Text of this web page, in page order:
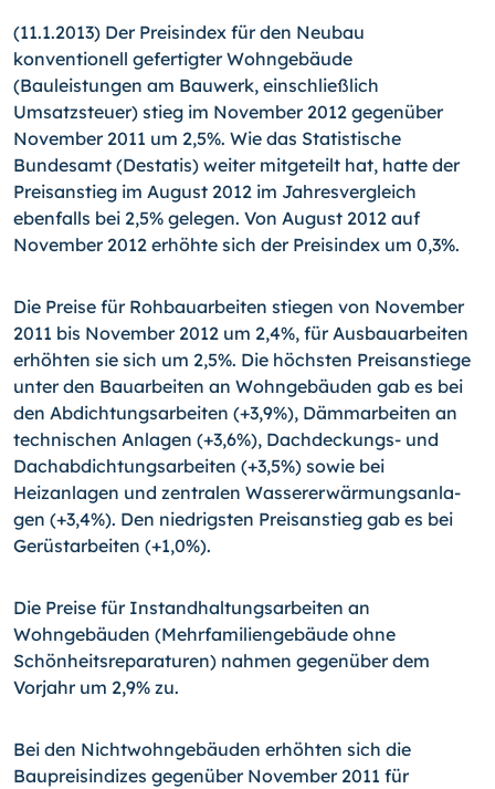
(11.1.2013) Der Preisindex für den Neubau
konventionell gefertigter Wohngebäude
(Bauleistungen am Bauwerk, einschließlich
Umsatzsteuer) stieg im November 2012 ge­genüber
November 2011 um 2,5%. Wie das Statistische
Bundesamt (Destatis) weiter mitgeteilt hat, hatte der
Preisanstieg im August 2012 im Jahresvergleich
ebenfalls bei 2,5% gelegen. Von August 2012 auf
November 2012 erhöhte sich der Preisindex um 0,3%.
Die Preise für Rohbauarbeiten stiegen von November
2011 bis November 2012 um 2,4%, für Ausbauarbeiten
erhöhten sie sich um 2,5%. Die höchsten Preisanstiege
un­ter den Bauarbeiten an Wohngebäuden gab es bei
den Abdichtungsarbeiten (+3,9%), Dämmarbeiten an
technischen Anlagen (+3,6%), Dachdeckungs- und
Dachabdich­tungsarbeiten (+3,5%) sowie bei
Heizanlagen und zentralen Wassererwärmungsanla­
gen (+3,4%). Den niedrigsten Preisanstieg gab es bei
Gerüstarbeiten (+1,0%).
Die Preise für Instandhaltungsarbeiten an
Wohngebäuden (Mehrfamiliengebäude ohne
Schönheitsreparaturen) nahmen gegenüber dem
Vorjahr um 2,9% zu.
Bei den Nichtwohngebäuden erhöhten sich die
Baupreisindizes gegenüber November 2011 für